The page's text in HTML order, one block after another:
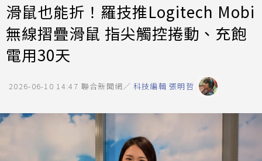
滑鼠也能折！羅技推Logitech Mobi
無線摺疊滑鼠 指尖觸控捲動、充飽
電用30天
2026-06-10 14:47 聯合新聞網／ 科技編輯 張明哲